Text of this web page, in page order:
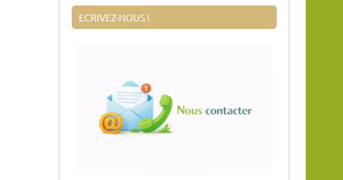
ECRIVEZ-NOUS !